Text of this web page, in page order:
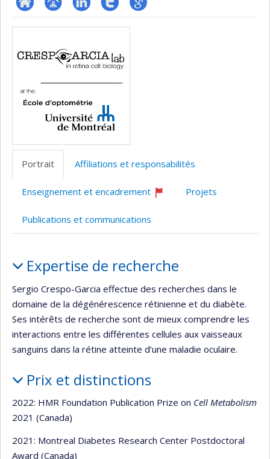
ResearchGate
Page
(faculté,département,école)
LinkedInCompteGoogle
Médias
Portrait Affiliations et responsabilités
Enseignement et encadrement
Projets
Publications et communications
Expertise de recherche
Sergio Crespo-Garcia effectue des recherches dans le
domaine de la dégénérescence rétinienne et du diabète.
Ses intérêts de recherche sont de mieux comprendre les
interactions entre les différentes cellules aux vaisseaux
sanguins dans la rétine atteinte d’une maladie oculaire.
Prix et distinctions
2022: HMR Foundation Publication Prize on Cell Metabolism
2021 (Canada)
2021: Montreal Diabetes Research Center Postdoctoral
Award (Canada)